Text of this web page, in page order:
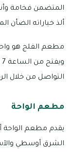
المتضمن فخامة
ألذ خياراته الضأن
مطعم الفلج هو
التواصل من خلال الرقم: 2088
مطعم الواحة
يقدم مطعم الواحة
الشرق أوسطي